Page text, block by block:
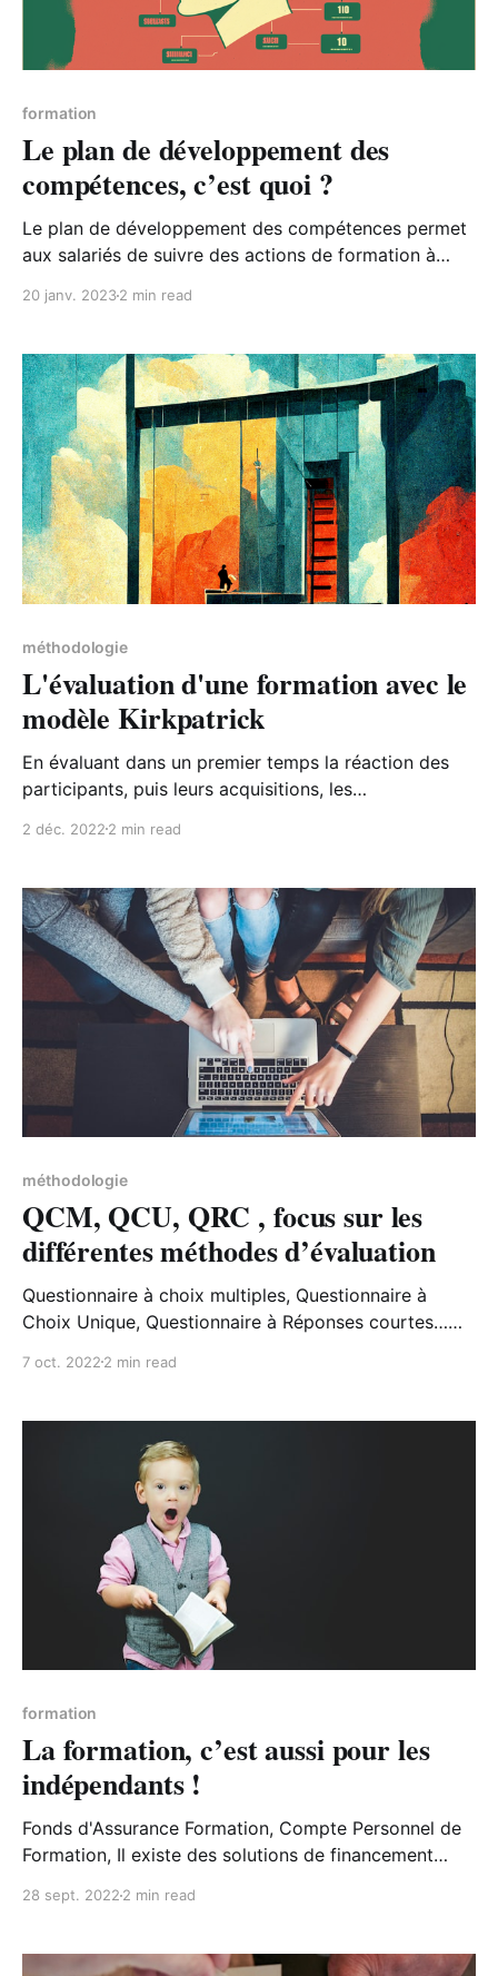
formation
Le plan de développement des
compétences, c’est quoi ?
Le plan de développement des compétences permet
aux salariés de suivre des actions de formation à
formations qu’ils peuvent suivre de leur propre
20 janv. 20232 min read
méthodologie
L'évaluation d'une formation avec le
modèle Kirkpatrick
En évaluant dans un premier temps la réaction des
participants, puis leurs acquisitions, les
de travail, ainsi que les résultats engrangés, le
l’efficacité d’une formation.
2 déc. 2022 2 min read
méthodologie
QCM, QCU, QRC , focus sur les
différentes méthodes d’évaluation
Questionnaire à choix multiples, Questionnaire à
Choix Unique, Questionnaire à Réponses courtes…
et qui ont chacun leurs spécificités.
7 oct. 2022 2 min read
formation
La formation, c’est aussi pour les
indépendants !
Fonds d'Assurance Formation, Compte Personnel de
Formation, Il existe des solutions de financement
28 sept. 2022 2 min read